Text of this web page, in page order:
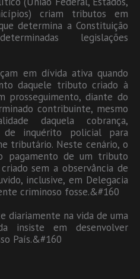
criam tributos em
determina a Constituição
legislações
em dívida ativa quando
daquele tributo criado à
prosseguimento, diante do
contribuinte, mesmo
daquela cobrança,
de inquérito policial para
tributário. Neste cenário, o
pagamento de um tributo
sem a observância de
inclusive, em Delegacia
criminoso fosse.&#160
diariamente na vida de uma
insiste em desenvolver
País.&#160